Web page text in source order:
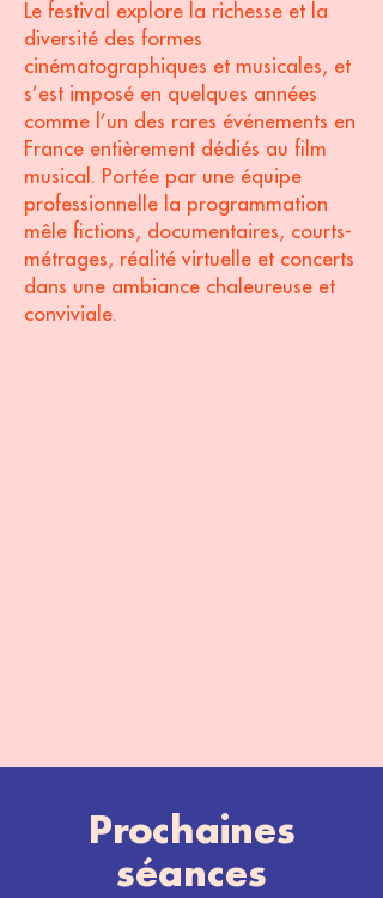
Le festival explore la richesse et la
diversité des formes
cinématographiques et musicales, et
s’est imposé en quelques années
comme l’un des rares événements en
France entièrement dédiés au film
musical. Portée par une équipe
professionnelle la programmation
mêle fictions, documentaires, courts-
métrages, réalité virtuelle et concerts
dans une ambiance chaleureuse et
conviviale.
Prochaines
séances